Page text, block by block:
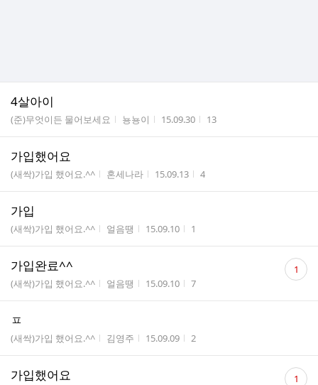
4살아이
게시판명
(준)무엇이든 물어보세요 작성자
뇽뇽이 작성시간
15.09.30 조회수
13
가입했어요
게시판명
(새싹)가입 했어요.^^ 작성자
혼세나라 작성시간
15.09.13 조회수
4
가입
게시판명
(새싹)가입 했어요.^^ 작성자
얼음땡 작성시간
15.09.10 조회수
1
가입완료^^
게시판명
(새싹)가입 했어요.^^ 작성자
얼음땡 작성시간
15.09.10 조회수
7
댓
글 1
ㅍ
게시판명
(새싹)가입 했어요.^^ 작성자
김영주 작성시간
15.09.09 조회수
2
가입했어요
댓
1